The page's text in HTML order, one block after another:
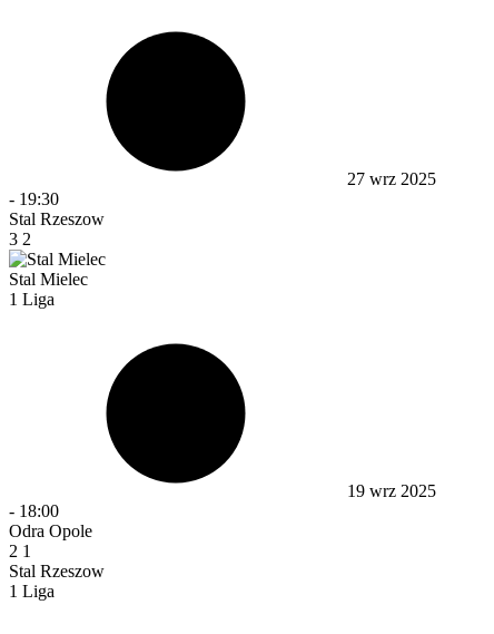
27 wrz 2025
- 19:30
Stal Rzeszow
3 2
Stal Mielec
1 Liga
19 wrz 2025
- 18:00
Odra Opole
2 1
Stal Rzeszow
1 Liga